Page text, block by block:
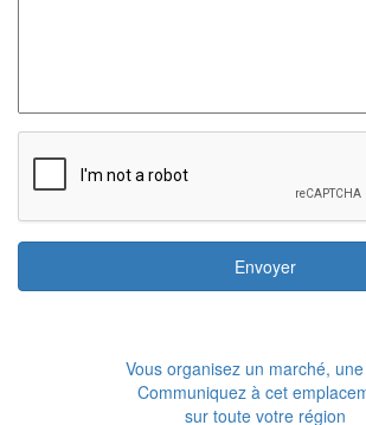
Envoyer
Vous organisez un marché,
Communiquez à cet
sur toute votre région